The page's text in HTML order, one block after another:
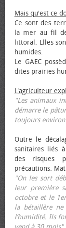
Mais qu'est ce
Ce sont des
la mer au fil
littoral. Elles
humides.
Le GAEC
dites prairies
L'agriculteur
"Les animaux
démarre le
toujours environ
Outre le
sanitaires liés
des risques
précautions.
"On les sort
leur première
octobre et le
la bétaillère ne
l’humidité. Ils